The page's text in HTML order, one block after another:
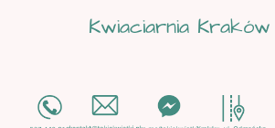
Kwiaciarnia Kraków